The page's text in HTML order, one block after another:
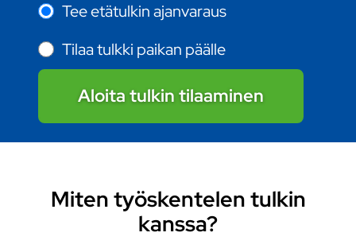
Tee etätulkin ajanvaraus
Tilaa tulkki paikan päälle
Aloita tulkin tilaaminen
Miten työskentelen tulkin
kanssa?